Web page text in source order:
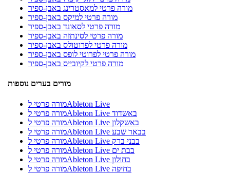
מורה פרטי למאסטרינג באבן-ספיר
מורה פרטי למיקס באבן-ספיר
מורה פרטי לסאונד באבן-ספיר
מורה פרטי לסינתזה באבן-ספיר
מורה פרטי לפרוטולס באבן-ספיר
מורה פרטי לפרוטי לופס באבן-ספיר
מורה פרטי לקיובייס באבן-ספיר
מורים בערים נוספות
מורה פרטי לAbleton Live
מורה פרטי לAbleton Live באשדוד
מורה פרטי לAbleton Live באשקלון
מורה פרטי לAbleton Live בבאר שבע
מורה פרטי לAbleton Live בבני ברק
מורה פרטי לAbleton Live בבת ים
מורה פרטי לAbleton Live בחולון
מורה פרטי לAbleton Live בחיפה